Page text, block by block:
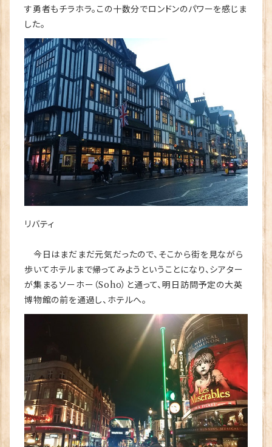
す勇者もチラホラ。この十数分でロンドンのパワーを感じま
した。
リバティ
今日はまだまだ元気だったので、そこから街を見ながら
歩いてホテルまで帰ってみようということになり、シアター
が集まるソーホー（Soho）と通って、明日訪問予定の大英
博物館の前を通過し、ホテルへ。